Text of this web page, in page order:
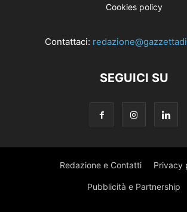
Cookies policy
Contattaci:
SEGUICI SU
Redazione e Contatti Privacy
Pubblicità e Partnership